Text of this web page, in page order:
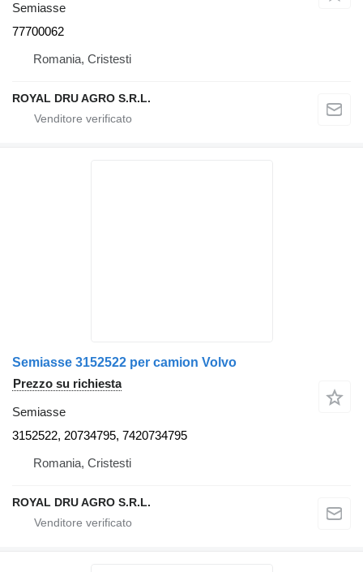
Semiasse
77700062
Romania, Cristesti
ROYAL DRU AGRO S.R.L.
Semiasse 3152522 per camion Volvo
Prezzo su richiesta
Semiasse
3152522, 20734795, 7420734795
Romania, Cristesti
ROYAL DRU AGRO S.R.L.